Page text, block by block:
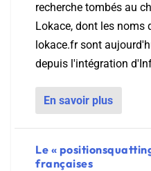
recherche tombés au
Lokace, dont les noms
lokace.fr sont
depuis l'intégration
En savoir plus
Le «
françaises